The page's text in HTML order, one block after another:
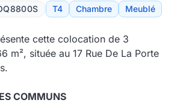
T4 Chambre Meublé
cette colocation de 3
m², située au 17 Rue De La Porte
COMMUNS